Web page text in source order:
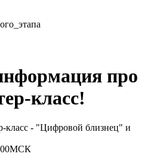
про
класс!
класс - "Цифровой близнец" и